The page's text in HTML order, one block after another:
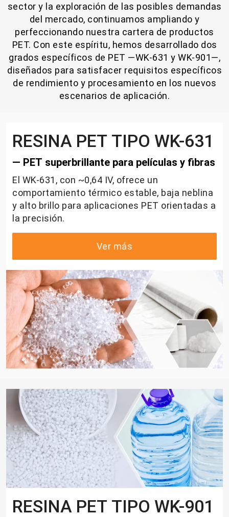
sector y la exploración de las posibles demandas
del mercado, continuamos ampliando y
perfeccionando nuestra cartera de productos
PET. Con este espíritu, hemos desarrollado dos
grados específicos de PET —WK-631 y WK-901—,
diseñados para satisfacer requisitos específicos
de rendimiento y procesamiento en los nuevos
escenarios de aplicación.
RESINA PET TIPO WK-631
— PET superbrillante para películas y fibras
El WK-631, con ~0,64 IV, ofrece un
comportamiento térmico estable, baja neblina
y alto brillo para aplicaciones PET orientadas a
la precisión.
Ver más
RESINA PET TIPO WK-901